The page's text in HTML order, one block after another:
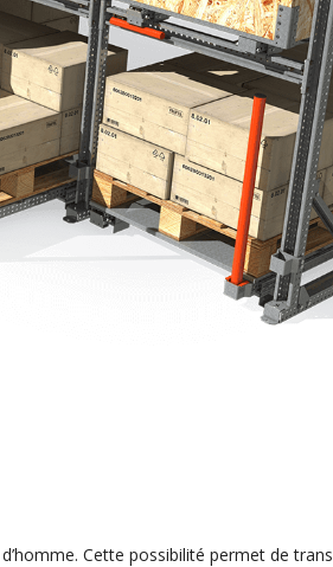
Cette possibilité permet de